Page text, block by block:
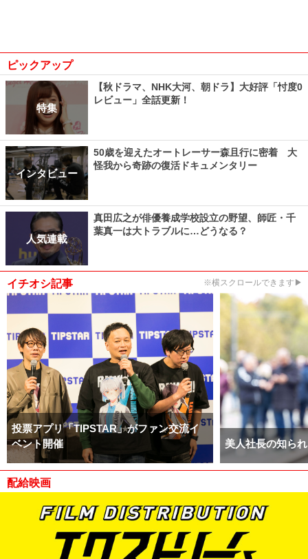
ピックアップ
特集
【秋ドラマ、NHK大河、朝ドラ】大好評「忖度0
レビュー」全話更新！
インタビュー
50歳を迎えたオートレーサー森且行に密着 大
怪我から奇跡の復活ドキュメンタリー
人気連載
真田広之が俳優養成学校設立の野望、師匠・千
葉真一は大トラブルに…どうなる？
イチオシ記事 ※横スクロールできます▶
投票アプリ「TIPSTAR」がファン交流イ
ベント開催
美人社長の知ら
配給映画